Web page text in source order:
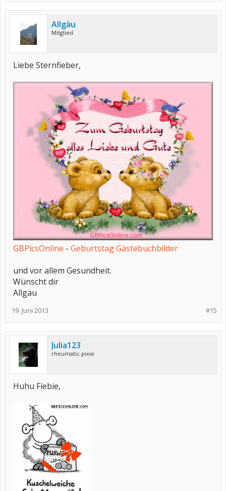
Allgäu
Mitglied
Liebe Sternfieber,
GBPicsOnline - Geburtstag Gästebuchbilder
und vor allem Gesundheit.
Wünscht dir
Allgäu
#15
19. Juni 2013
Julia123
rheumatic pixie
Huhu Fiebie,